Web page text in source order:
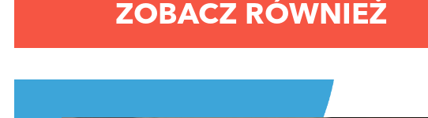
ZOBACZ RÓWNIEŻ